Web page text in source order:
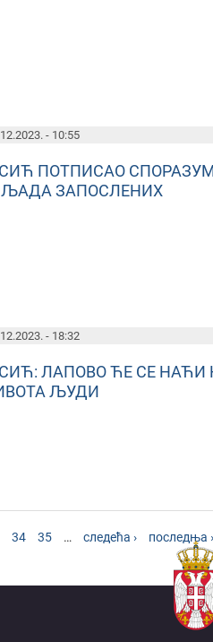
- 10:55
ПОТПИСАО
ЗАПОСЛЕНИХ
- 18:32
ЛАПОВО ЋЕ СЕ
ЉУДИ
34 35 … следећа › последња